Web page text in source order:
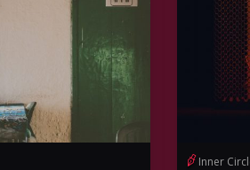
Inner